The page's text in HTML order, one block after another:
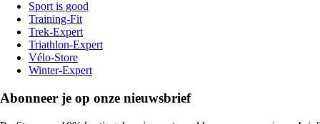
Sport is good
Training-Fit
Trek-Expert
Triathlon-Expert
Vélo-Store
Winter-Expert
Abonneer je op onze nieuwsbrief